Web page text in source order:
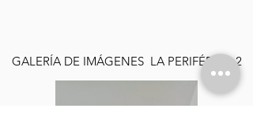
GALERÍA DE IMÁGENES LA PERIFÉRICA 2